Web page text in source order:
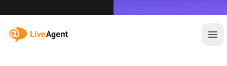
:site.title
Mở